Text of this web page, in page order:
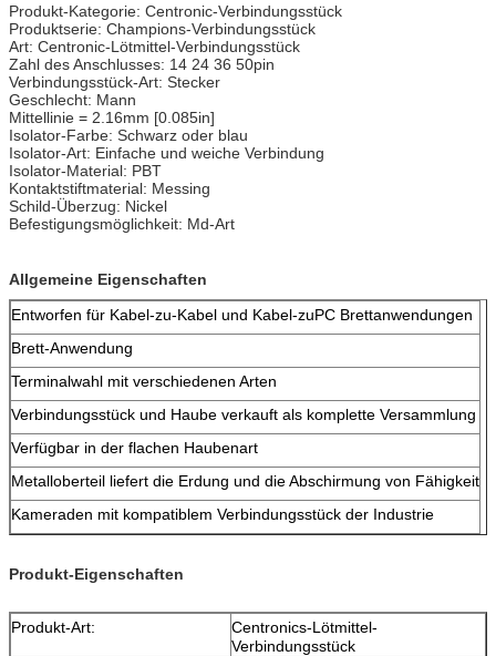
Produkt-Kategorie: Centronic-Verbindungsstück
Produktserie: Champions-Verbindungsstück
Art: Centronic-Lötmittel-Verbindungsstück
Zahl des Anschlusses: 14 24 36 50pin
Verbindungsstück-Art: Stecker
Geschlecht: Mann
Mittellinie = 2.16mm [0.085in]
Isolator-Farbe: Schwarz oder blau
Isolator-Art: Einfache und weiche Verbindung
Isolator-Material: PBT
Kontaktstiftmaterial: Messing
Schild-Überzug: Nickel
Befestigungsmöglichkeit: Md-Art
Allgemeine Eigenschaften
Entworfen für Kabel-zu-Kabel und Kabel-zuPC Brettanwendungen
Brett-Anwendung
Terminalwahl mit verschiedenen Arten
Verbindungsstück und Haube verkauft als komplette Versammlung
Verfügbar in der flachen Haubenart
Metalloberteil liefert die Erdung und die Abschirmung von Fähigkeit
Kameraden mit kompatiblem Verbindungsstück der Industrie
Produkt-Eigenschaften
Produkt-Art:
Centronics-Lötmittel-
Verbindungsstück